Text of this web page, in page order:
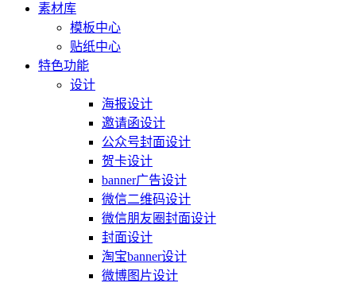
素材库
模板中心
贴纸中心
特色功能
设计
海报设计
邀请函设计
公众号封面设计
贺卡设计
banner广告设计
微信二维码设计
微信朋友圈封面设计
封面设计
淘宝banner设计
微博图片设计